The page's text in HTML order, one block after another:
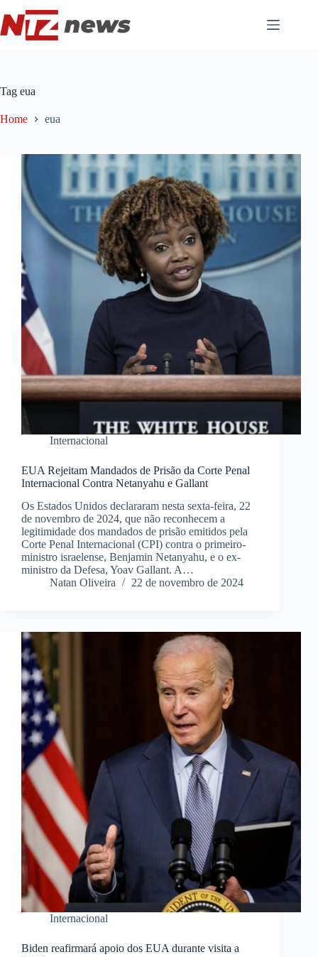
para
o
conteúdo
Tag eua
Home eua
Internacional
EUA Rejeitam Mandados de Prisão da Corte Penal
Internacional Contra Netanyahu e Gallant
Os Estados Unidos declararam nesta sexta-feira, 22
de novembro de 2024, que não reconhecem a
legitimidade dos mandados de prisão emitidos pela
Corte Penal Internacional (CPI) contra o primeiro-
ministro israelense, Benjamin Netanyahu, e o ex-
ministro da Defesa, Yoav Gallant. A…
Natan Oliveira
22 de novembro de 2024
Internacional
Biden reafirmará apoio dos EUA durante visita a